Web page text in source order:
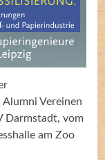
Vereinen
Darmstadt, vom
am Zoo